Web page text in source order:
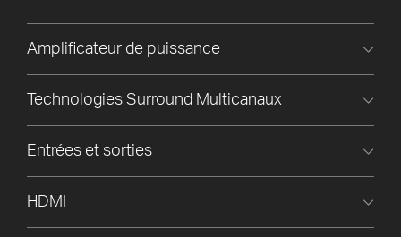
Amplificateur de puissance
Technologies Surround Multicanaux
Entrées et sorties
HDMI